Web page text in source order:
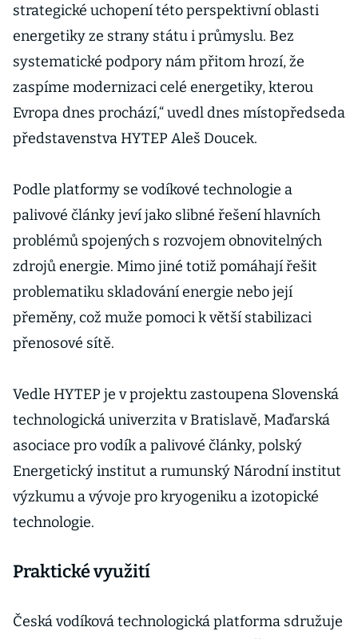
strategické uchopení této perspektivní oblasti
energetiky ze strany státu i průmyslu. Bez
systematické podpory nám přitom hrozí, že
zaspíme modernizaci celé energetiky, kterou
Evropa dnes prochází,“ uvedl dnes místopředseda
představenstva HYTEP Aleš Doucek.
Podle platformy se vodíkové technologie a
palivové články jeví jako slibné řešení hlavních
problémů spojených s rozvojem obnovitelných
zdrojů energie. Mimo jiné totiž pomáhají řešit
problematiku skladování energie nebo její
přeměny, což muže pomoci k větší stabilizaci
přenosové sítě.
Vedle HYTEP je v projektu zastoupena Slovenská
technologická univerzita v Bratislavě, Maďarská
asociace pro vodík a palivové články, polský
Energetický institut a rumunský Národní institut
výzkumu a vývoje pro kryogeniku a izotopické
technologie.
Praktické využití
Česká vodíková technologická platforma sdružuje